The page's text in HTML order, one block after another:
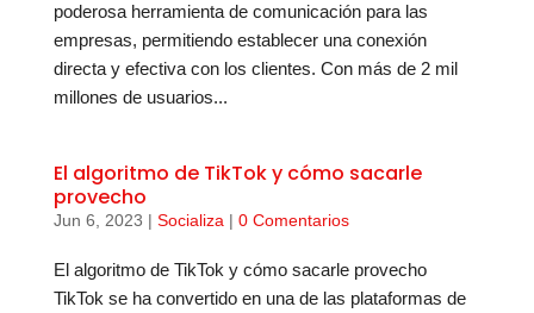
poderosa herramienta de comunicación para las
empresas, permitiendo establecer una conexión
directa y efectiva con los clientes. Con más de 2 mil
millones de usuarios...
El algoritmo de TikTok y cómo sacarle
provecho
Jun 6, 2023 | Socializa | 0 Comentarios
El algoritmo de TikTok y cómo sacarle provecho
TikTok se ha convertido en una de las plataformas de